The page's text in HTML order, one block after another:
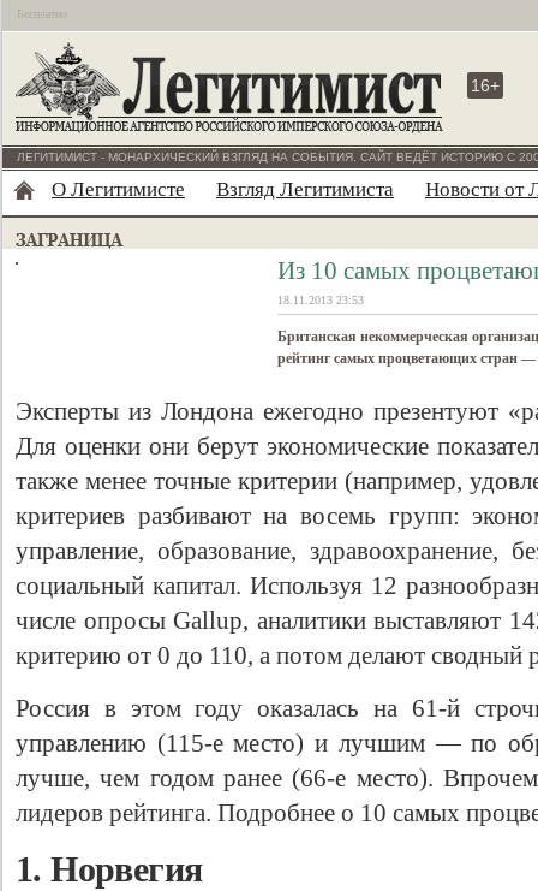
Бесплатно
16+
ЛЕГИТИМИСТ - МОНАРХИЧЕСКИЙ ВЗГЛЯД НА СОБЫТИЯ. САЙТ ВЕДЁТ ИСТОРИЮ С
О Легитимисте Взгляд Легитимиста Новости от
Из 10 самых
18.11.2013 23:53
Британская некоммерческая
рейтинг самых процветающих стран —
Эксперты из Лондона ежегодно презентуют
Для оценки они берут экономические
также менее точные критерии (например,
критериев разбивают на восемь групп:
управление, образование, здравоохранение,
социальный капитал. Используя 12
числе опросы Gallup, аналитики выставляют
критерию от 0 до 110, а потом делают сводный
Россия в этом году оказалась на 61-й
управлению (115-е место) и лучшим — по
лучше, чем годом ранее (66-е место).
лидеров рейтинга. Подробнее о 10 самых
1. Норвегия